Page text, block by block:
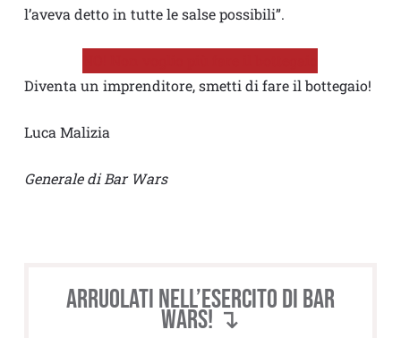
l’aveva detto in tutte le salse possibili”.
Diventa un imprenditore, smetti di fare il bottegaio!
Luca Malizia
Generale di Bar Wars
Arruolati nell’esercito di BAR
WARS! ↴